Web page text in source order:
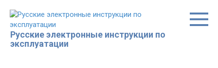
контенту
Русские электронные инструкции по
эксплуатации